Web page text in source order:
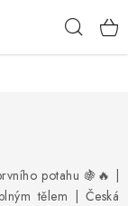
potahu 🍇🔥 |
tělem | Česká